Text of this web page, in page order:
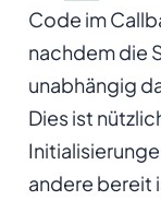
Code im
nachdem die
unabhängig
Dies ist
andere bereit